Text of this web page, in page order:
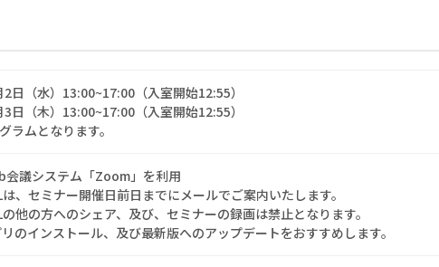
日（水）13:00~17:00（入室開始12:55）
日（木）13:00~17:00（入室開始12:55）
ムとなります。
議システム「Zoom」を利用
、セミナー開催日前日までにメールでご案内いたします。
他の方へのシェア、及び、セミナーの録画は禁止となります。
のインストール、及び最新版へのアップデートをおすすめします。